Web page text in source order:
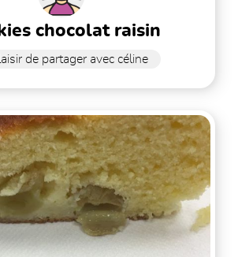
chocolat raisin
de partager avec céline